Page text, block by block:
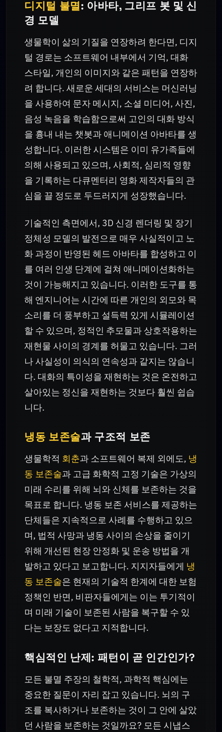
디지털 불멸: 아바타, 그리프 봇 및 신
경 모델
생물학이 삶의 기질을 연장하려 한다면, 디지
털 경로는 소프트웨어 내부에서 기억, 대화
스타일, 개인의 이미지와 같은 패턴을 연장하
려 합니다. 새로운 세대의 서비스는 머신러닝
을 사용하여 문자 메시지, 소셜 미디어, 사진,
음성 녹음을 학습함으로써 고인의 대화 방식
을 흉내 내는 챗봇과 애니메이션 아바타를 생
성합니다. 이러한 시스템은 이미 유가족들에
의해 사용되고 있으며, 사회적, 심리적 영향
을 기록하는 다큐멘터리 영화 제작자들의 관
심을 끌 정도로 두드러지게 성장했습니다.
기술적인 측면에서, 3D 신경 렌더링 및 장기
정체성 모델의 발전으로 매우 사실적이고 노
화 과정이 반영된 헤드 아바타를 합성하고 이
를 여러 인생 단계에 걸쳐 애니메이션화하는
것이 가능해지고 있습니다. 이러한 도구를 통
해 엔지니어는 시간에 따른 개인의 외모와 목
소리를 더 풍부하고 설득력 있게 시뮬레이션
할 수 있으며, 정적인 추모물과 상호작용하는
재현물 사이의 경계를 허물고 있습니다. 그러
나 사실성이 의식의 연속성과 같지는 않습니
다. 대화의 특이성을 재현하는 것은 온전하고
살아있는 정신을 재현하는 것보다 훨씬 쉽습
니다.
냉동 보존술과 구조적 보존
생물학적 회춘과 소프트웨어 복제 외에도, 냉
동 보존술과 고급 화학적 고정 기술은 가상의
미래 수리를 위해 뇌와 신체를 보존하는 것을
목표로 합니다. 냉동 보존 서비스를 제공하는
단체들은 지속적으로 사례를 수행하고 있으
며, 법적 사망과 냉동 사이의 손상을 줄이기
위해 개선된 현장 안정화 및 운송 방법을 개
발하고 있다고 보고합니다. 지지자들에게 냉
동 보존술은 현재의 기술적 한계에 대한 보험
정책인 반면, 비판자들에게는 이는 투기적이
며 미래 기술이 보존된 사람을 복구할 수 있
다는 보장도 없다고 지적합니다.
핵심적인 난제: 패턴이 곧 인간인가?
모든 불멸 주장의 철학적, 과학적 핵심에는
중요한 질문이 자리 잡고 있습니다. 뇌의 구
조를 복사하거나 보존하는 것이 그 안에 살았
던 사람을 보존하는 것일까요? 모든 시냅스